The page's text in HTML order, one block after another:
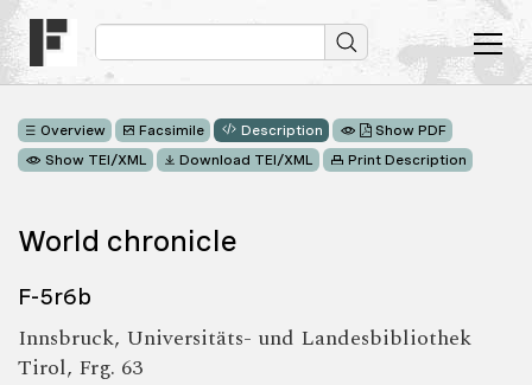
Overview Facsimile Description
Show PDF
Show TEI/XML
Download TEI/XML Print Description
World chronicle
F-5r6b
Innsbruck, Universitäts- und Landesbibliothek
Tirol, Frg. 63